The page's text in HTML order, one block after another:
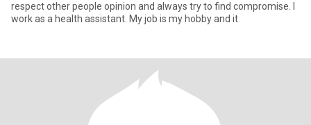
respect other people opinion and always try to find compromise. I
work as a health assistant. My job is my hobby and it